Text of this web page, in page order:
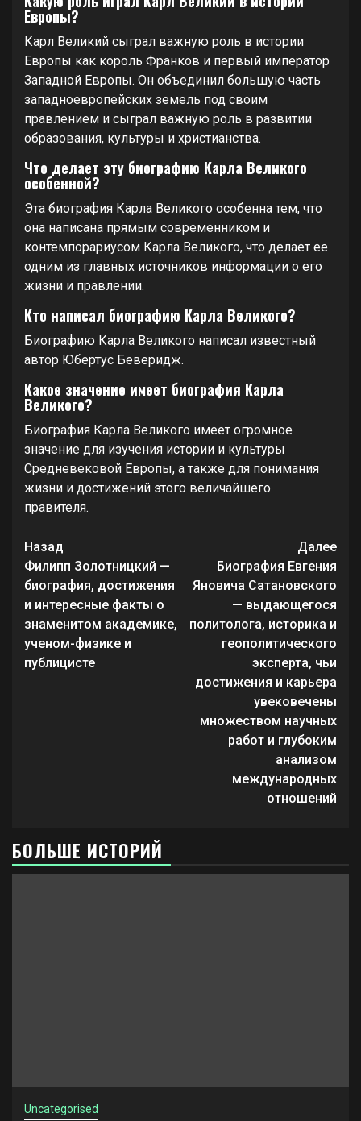
Европы?
Карл Великий сыграл важную роль в истории
Европы как король Франков и первый император
Западной Европы. Он объединил большую часть
западноевропейских земель под своим
правлением и сыграл важную роль в развитии
образования, культуры и христианства.
Что делает эту биографию Карла Великого
особенной?
Эта биография Карла Великого особенна тем, что
она написана прямым современником и
контемпорариусом Карла Великого, что делает ее
одним из главных источников информации о его
жизни и правлении.
Кто написал биографию Карла Великого?
Биографию Карла Великого написал известный
автор Юбертус Беверидж.
Какое значение имеет биография Карла
Великого?
Биография Карла Великого имеет огромное
значение для изучения истории и культуры
Средневековой Европы, а также для понимания
жизни и достижений этого величайшего
правителя.
Продолжить
чтение
Назад
Филипп Золотницкий —
биография, достижения
и интересные факты о
знаменитом академике,
ученом-физике и
публицисте
Далее
Биография Евгения
Яновича Сатановского
— выдающегося
политолога, историка и
геополитического
эксперта, чьи
достижения и карьера
увековечены
множеством научных
работ и глубоким
анализом
международных
отношений
БОЛЬШЕ ИСТОРИЙ
Uncategorised